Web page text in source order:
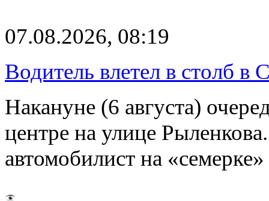
07.08.2026, 08:19
Водитель влетел в столб в
Накануне (6 августа)
центре на улице
автомобилист на